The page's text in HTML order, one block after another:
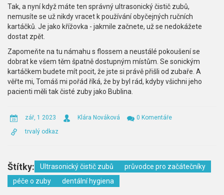
Tak, a nyní když máte ten správný ultrasonický čistič zubů,
nemusíte se už nikdy vracet k používání obyčejných ručních
kartáčků. Je jako křížovka - jakmile začnete, už se nedokážete
dostat zpět.
Zapomeňte na tu námahu s flossem a neustálé pokoušení se
dobrat ke všem těm špatně dostupným místům. Se sonickým
kartáčkem budete mít pocit, že jste si právě přišli od zubaře. A
věřte mi, Tomáš mi pořád říká, že by byl rád, kdyby všichni jeho
pacienti měli tak čisté zuby jako Bublina.
zář, 1 2023 Klára Nováková
0 Komentáře
trvalý odkaz
Štítky: Ultrasonický čistič zubů
průvodce pro začátečníky
péče o zuby
dentální hygiena